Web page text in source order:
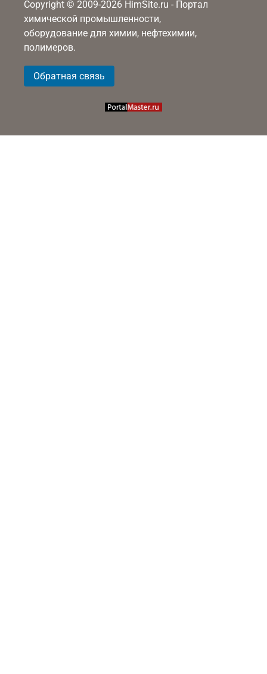
Copyright © 2009-2026 HimSite.ru - Портал
химической промышленности,
оборудование для химии, нефтехимии,
полимеров.
Обратная связь